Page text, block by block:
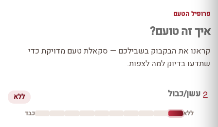
פרופיל הטעם
איך זה טועם?
קראנו את הבקבוק בשבילכם — סקאלת טעם מדויקת כדי
שתדעו בדיוק למה לצפות.
עשן/כבול ללא
ללא כבד